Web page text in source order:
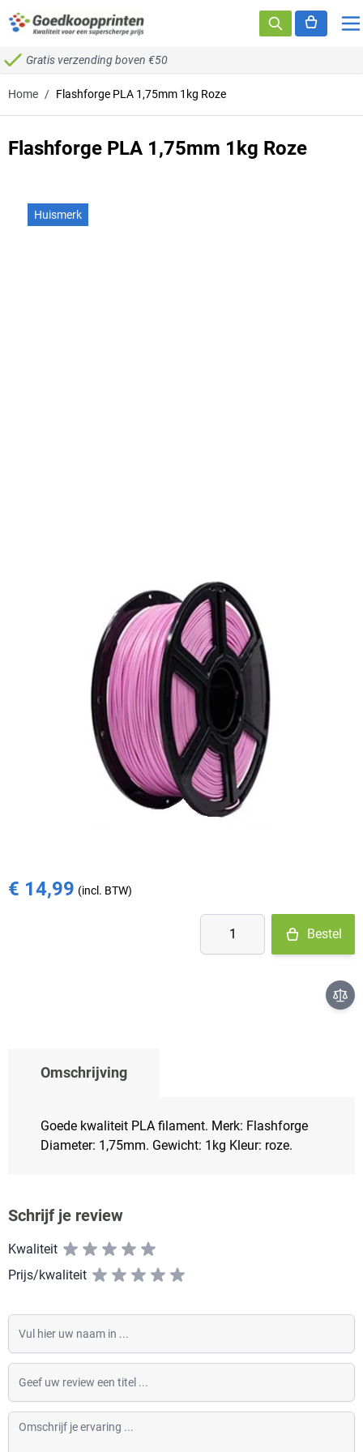
Ga naar de inhoud
Gratis verzending boven €50
Home / Flashforge PLA 1,75mm 1kg Roze
Flashforge PLA 1,75mm 1kg Roze
Huismerk
Op voorraad
- Ma-Do: voor 15:30 besteld = vandaag verzonden
- Vr: voor 14:00 besteld = vandaag verzonden
- Za-Zo: maandag verzonden
€ 14,99
Aantal
Bestel
Omschrijving
Goede kwaliteit PLA filament. Merk: Flashforge
Diameter: 1,75mm. Gewicht: 1kg Kleur: roze.
Schrijf je review
Kwaliteit
Prijs/kwaliteit
Vul hier uw naam in
Geef uw review een titel
Omschrijf je ervaring